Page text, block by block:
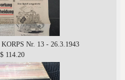
Nr. 13 - 26.3.1943
$ 114.20